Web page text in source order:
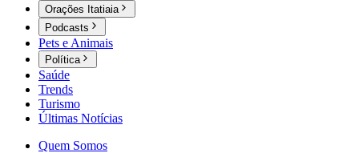
Orações Itatiaia
Podcasts
Pets e Animais
Política
Saúde
Trends
Turismo
Últimas Notícias
Quem Somos